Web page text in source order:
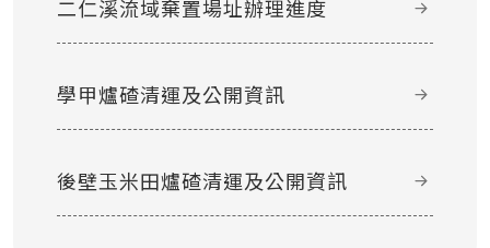
二仁溪流域棄置場址辦理進度
學甲爐碴清運及公開資訊
後壁玉米田爐碴清運及公開資訊